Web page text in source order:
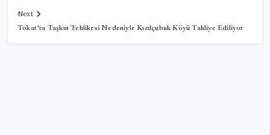
Next
Tokat’ta Taşkın Tehlikesi Nedeniyle Kızılçubuk Köyü Tahliye Ediliyor